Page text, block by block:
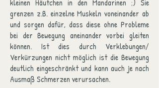
kleinen Häutchen in den Mandarinen ;) Sie
grenzen z.B. einzelne Muskeln voneinander ab
und sorgen dafür, dass diese ohne Probleme
bei der Bewegung aneinander vorbei gleiten
können. Ist dies durch Verklebungen/
Verkürzungen nicht möglich ist die Bewegung
deutlich eingeschränkt und kann auch je nach
Ausmaß Schmerzen verursachen.